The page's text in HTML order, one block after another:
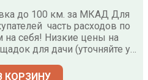
до 100 км. за МКАД Для
часть расходов по
на себя! Низкие цены на
для дачи (уточняйте у…
КОРЗИНУ